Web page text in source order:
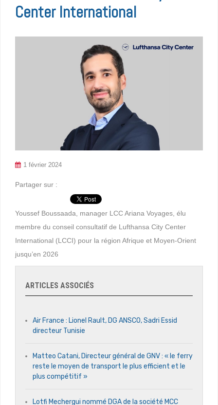
Center International
1 février 2024
Partager sur :
Youssef Boussaada, manager LCC Ariana Voyages, élu
membre du conseil consultatif de Lufthansa City Center
International (LCCI) pour la région Afrique et Moyen-Orient
jusqu’en 2026
ARTICLES ASSOCIÉS
Air France : Lionel Rault, DG ANSCO, Sadri Essid
directeur Tunisie
Matteo Catani, Directeur général de GNV : « le ferry
reste le moyen de transport le plus efficient et le
plus compétitif »
Lotfi Mechergui nommé DGA de la société MCC